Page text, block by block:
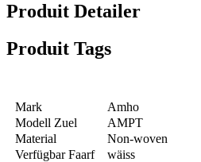
Produit Detailer
Produit Tags
Mark
Amho
Modell Zuel
AMPT
Material
Non-woven
Verfügbar Faarf
wäiss